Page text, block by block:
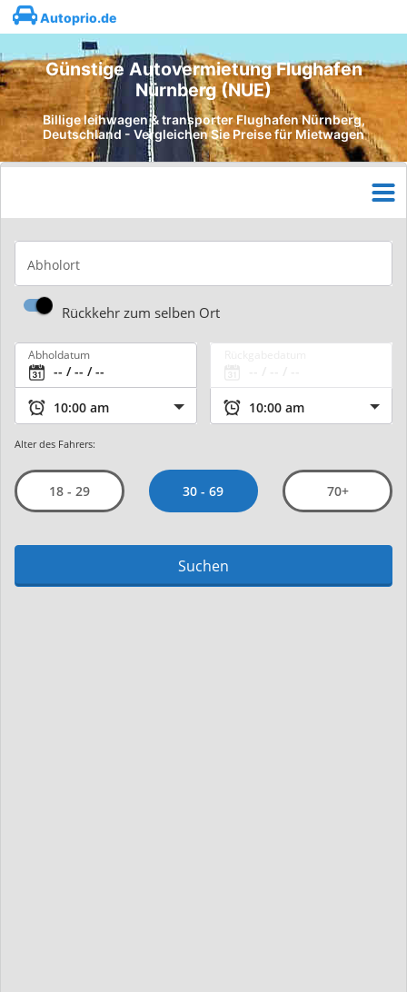
Autoprio.de
Günstige Autovermietung Flughafen
Nürnberg (NUE)
Billige leihwagen & transporter Flughafen Nürnberg,
Deutschland - Vergleichen Sie Preise für Mietwagen
Abholort
Rückkehr zum selben Ort
Abholdatum
Alter des Fahrers:
18 - 29 30 - 69 70+
Suchen